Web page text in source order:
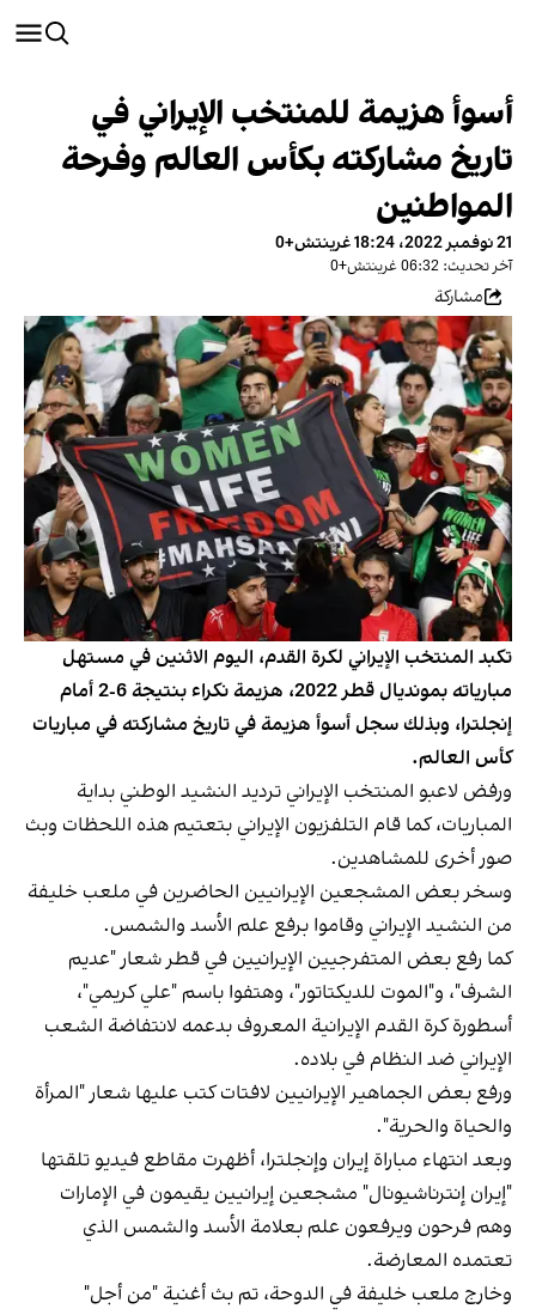
أسوأ هزيمة للمنتخب الإيراني في
تاريخ مشاركته بكأس العالم وفرحة
المواطنين
21 نوفمبر 2022، 18:24 غرينتش+0
آخر تحديث: 06:32 غرينتش+0
مشاركة
تكبد المنتخب الإيراني لكرة القدم، اليوم الاثنين في مستهل
مبارياته بمونديال قطر 2022، هزيمة نكراء بنتيجة 6-2 أمام
إنجلترا، وبذلك سجل أسوأ هزيمة في تاريخ مشاركته في مباريات
كأس العالم.
ورفض لاعبو المنتخب الإيراني ترديد النشيد الوطني بداية
المباريات، كما قام التلفزيون الإيراني بتعتيم هذه اللحظات وبث
صور أخرى للمشاهدين.
وسخر بعض المشجعين الإيرانيين الحاضرين في ملعب خليفة
من النشيد الإيراني وقاموا برفع علم الأسد والشمس.
كما رفع بعض المتفرجيين الإيرانيين في قطر شعار "عديم
الشرف"، و"الموت للديكتاتور"، وهتفوا باسم "علي كريمي"،
أسطورة كرة القدم الإيرانية المعروف بدعمه لانتفاضة الشعب
الإيراني ضد النظام في بلاده.
ورفع بعض الجماهير الإيرانيين لافتات كتب عليها شعار "المرأة
والحياة والحرية".
وبعد انتهاء مباراة إيران وإنجلترا، أظهرت مقاطع فيديو تلقتها
"إيران إنترناشيونال" مشجعين إيرانيين يقيمون في الإمارات
وهم فرحون ويرفعون علم بعلامة الأسد والشمس الذي
تعتمده المعارضة.
وخارج ملعب خليفة في الدوحة، تم بث أغنية "من أجل"